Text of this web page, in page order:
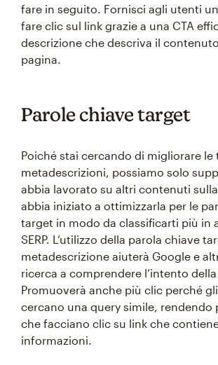
fare in seguito. Fornisci agli utenti
fare clic sul link grazie a una CTA
descrizione che descriva il
pagina.
Parole chiave target
Poiché stai cercando di migliorare le
metadescrizioni, possiamo solo
abbia lavorato su altri contenuti
abbia iniziato a ottimizzarla per le
target in modo da classificarti più in
SERP. L’utilizzo della parola chiave
metadescrizione aiuterà Google e
ricerca a comprendere l’intento
Promuoverà anche più clic perché
cercano una query simile, rendendo
che facciano clic su link che
informazioni.